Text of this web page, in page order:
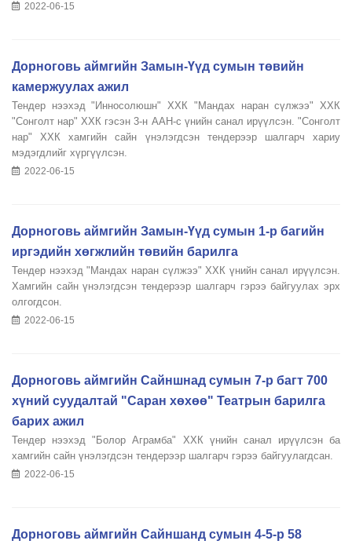
2022-06-15
Дорноговь аймгийн Замын-Үүд сумын төвийн
камержуулах ажил
Тендер нээхэд "Инносолюшн" ХХК "Мандах наран сүлжээ" ХХК
"Сонголт нар" ХХК гэсэн 3-н ААН-с үнийн санал ирүүлсэн. "Сонголт
нар" ХХК хамгийн сайн үнэлэгдсэн тендерээр шалгарч хариу
мэдэгдлийг хүргүүлсэн.
2022-06-15
Дорноговь аймгийн Замын-Үүд сумын 1-р багийн
иргэдийн хөгжлийн төвийн барилга
Тендер нээхэд "Мандах наран сүлжээ" ХХК үнийн санал ирүүлсэн.
Хамгийн сайн үнэлэгдсэн тендерээр шалгарч гэрээ байгуулах эрх
олгогдсон.
2022-06-15
Дорноговь аймгийн Сайншнад сумын 7-р багт 700
хүний суудалтай "Саран хөхөө" Театрын барилга
барих ажил
Тендер нээхэд "Болор Аграмба" ХХК үнийн санал ирүүлсэн ба
хамгийн сайн үнэлэгдсэн тендерээр шалгарч гэрээ байгуулагдсан.
2022-06-15
Дорноговь аймгийн Сайншанд сумын 4-5-р 58